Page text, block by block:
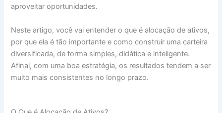
aproveitar oportunidades.
Neste artigo, você vai entender o que é alocação de ativos,
por que ela é tão importante e como construir uma carteira
diversificada, de forma simples, didática e inteligente.
Afinal, com uma boa estratégia, os resultados tendem a ser
muito mais consistentes no longo prazo.